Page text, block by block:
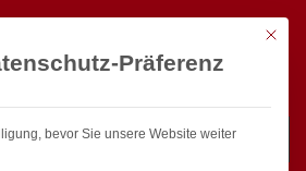
Mit
Präferenz
bevor Sie unsere Website weiter